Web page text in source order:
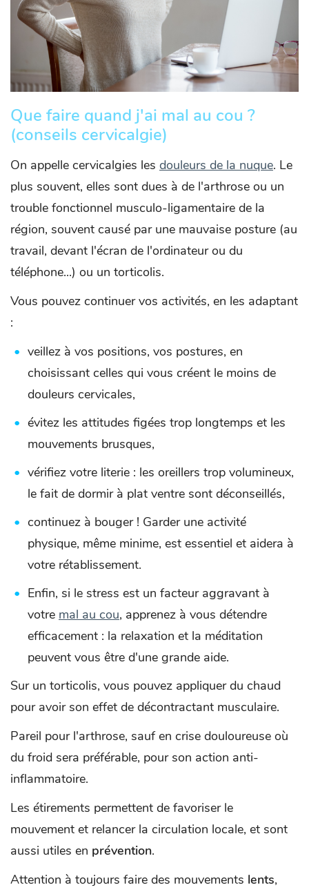
Que faire quand j'ai mal au cou ?
(conseils cervicalgie)
On appelle cervicalgies les douleurs de la nuque. Le
plus souvent, elles sont dues à de l'arthrose ou un
trouble fonctionnel musculo-ligamentaire de la
région, souvent causé par une mauvaise posture (au
travail, devant l'écran de l'ordinateur ou du
téléphone...) ou un torticolis.
Vous pouvez continuer vos activités, en les adaptant
:
veillez à vos positions, vos postures, en
choisissant celles qui vous créent le moins de
douleurs cervicales,
évitez les attitudes figées trop longtemps et les
mouvements brusques,
vérifiez votre literie : les oreillers trop volumineux,
le fait de dormir à plat ventre sont déconseillés,
continuez à bouger ! Garder une activité
physique, même minime, est essentiel et aidera à
votre rétablissement.
Enfin, si le stress est un facteur aggravant à
votre mal au cou, apprenez à vous détendre
efficacement : la relaxation et la méditation
peuvent vous être d'une grande aide.
Sur un torticolis, vous pouvez appliquer du chaud
pour avoir son effet de décontractant musculaire.
Pareil pour l'arthrose, sauf en crise douloureuse où
du froid sera préférable, pour son action anti-
inflammatoire.
Les étirements permettent de favoriser le
mouvement et relancer la circulation locale, et sont
aussi utiles en prévention.
Attention à toujours faire des mouvements lents,